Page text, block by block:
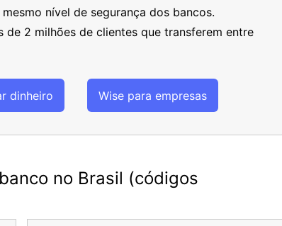
nível de segurança dos bancos.
2 milhões de clientes que transferem entre
dinheiro Wise para empresas
no Brasil (códigos